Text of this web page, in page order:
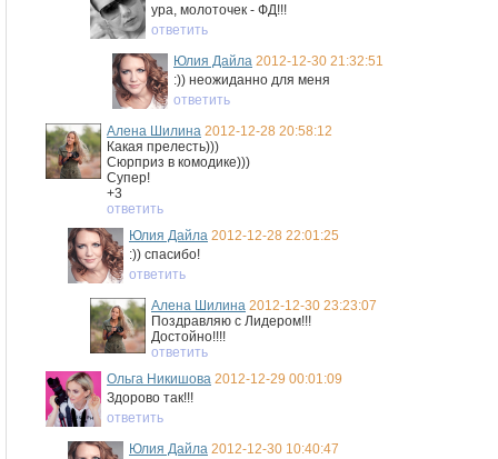
ура, молоточек - ФД!!!
ответить
Юлия Дайла 2012-12-30 21:32:51
:)) неожиданно для меня
ответить
Алена Шилина 2012-12-28 20:58:12
Какая прелесть)))
Сюрприз в комодике)))
Супер!
+3
ответить
Юлия Дайла 2012-12-28 22:01:25
:)) спасибо!
ответить
Алена Шилина 2012-12-30 23:23:07
Поздравляю с Лидером!!!
Достойно!!!!
ответить
Ольга Никишова 2012-12-29 00:01:09
Здорово так!!!
ответить
Юлия Дайла 2012-12-30 10:40:47